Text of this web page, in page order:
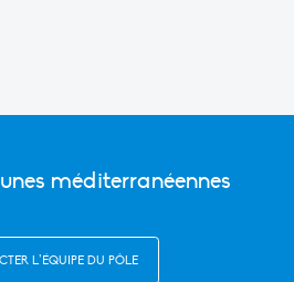
méditerranéennes
L’ÉQUIPE DU PÔLE